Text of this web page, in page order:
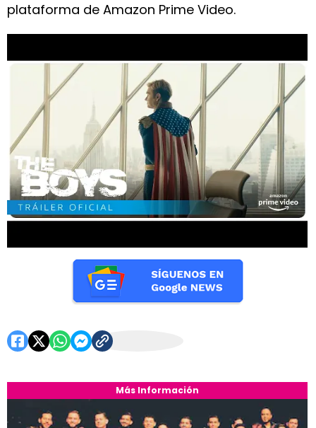
Más Información
plataforma de Amazon Prime Video.